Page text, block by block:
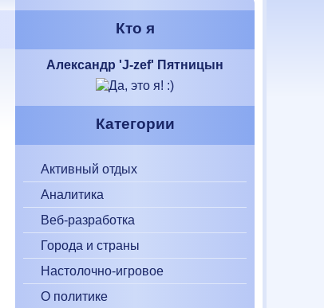
Кто я
Александр 'J-zef' Пятницын
Категории
Активный отдых
Аналитика
Веб-разработка
Города и страны
Настолочно-игровое
О политике